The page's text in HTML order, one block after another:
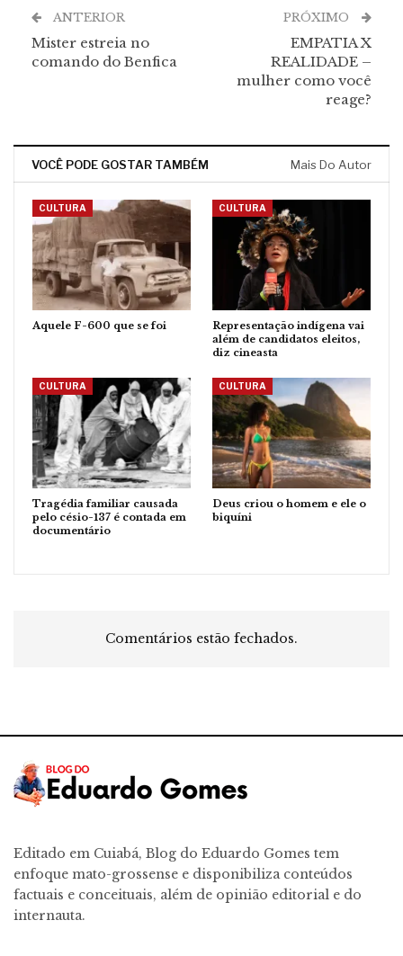
ANTERIOR
Mister estreia no
comando do Benfica
PRÓXIMO
EMPATIA X
REALIDADE –
mulher como você
reage?
VOCÊ PODE GOSTAR TAMBÉM Mais Do Autor
CULTURA
Aquele F-600 que se foi
CULTURA
Representação indígena vai
além de candidatos eleitos,
diz cineasta
CULTURA
Tragédia familiar causada
pelo césio-137 é contada em
documentário
CULTURA
Deus criou o homem e ele o
biquíni
Comentários estão fechados.
Editado em Cuiabá, Blog do Eduardo Gomes tem
enfoque mato-grossense e disponibiliza conteúdos
factuais e conceituais, além de opinião editorial e do
internauta.